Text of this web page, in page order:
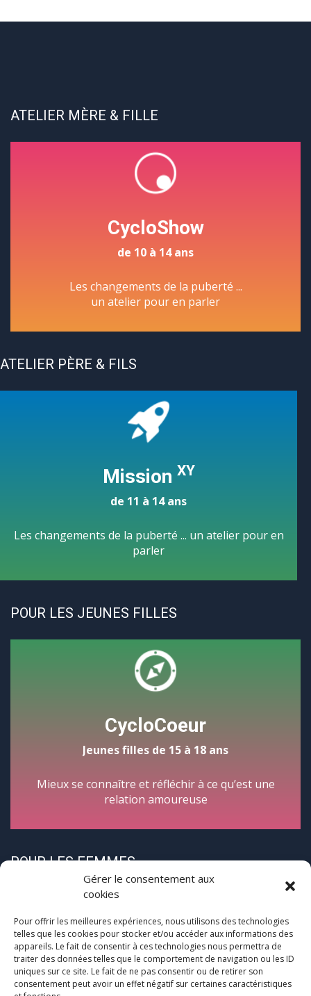
Gérer le consentement aux
cookies
Pour offrir les meilleures expériences, nous utilisons des technologies
telles que les cookies pour stocker et/ou accéder aux informations des
appareils. Le fait de consentir à ces technologies nous permettra de
traiter des données telles que le comportement de navigation ou les ID
uniques sur ce site. Le fait de ne pas consentir ou de retirer son
consentement peut avoir un effet négatif sur certaines caractéristiques
ATELIER MÈRE & FILLE
CycloShow
de 10 à 14 ans
Les changements de la puberté ...
un atelier pour en parler
ATELIER PÈRE & FILS
Mission XY
de 11 à 14 ans
Les changements de la puberté ... un atelier pour en
parler
POUR LES JEUNES FILLES
CycloCoeur
Jeunes filles de 15 à 18 ans
Mieux se connaître et réfléchir à ce qu’est une
relation amoureuse
POUR LES FEMMES
CycloPause